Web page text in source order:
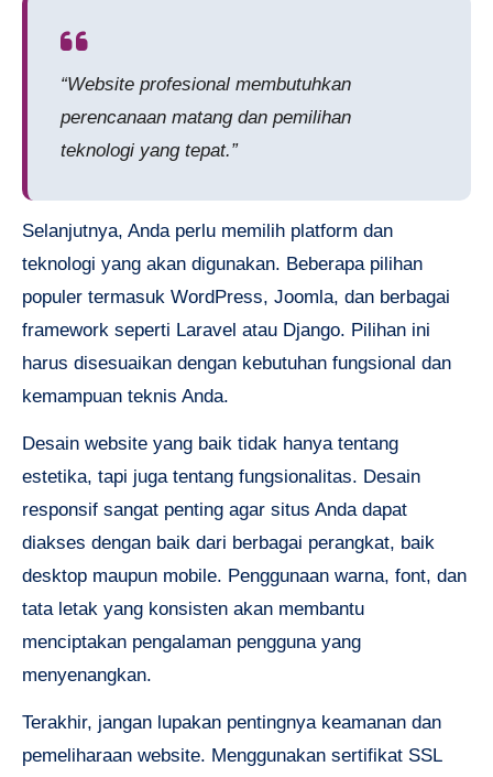
“Website profesional membutuhkan
perencanaan matang dan pemilihan
teknologi yang tepat.”
Selanjutnya, Anda perlu memilih platform dan
teknologi yang akan digunakan. Beberapa pilihan
populer termasuk WordPress, Joomla, dan berbagai
framework seperti Laravel atau Django. Pilihan ini
harus disesuaikan dengan kebutuhan fungsional dan
kemampuan teknis Anda.
Desain website yang baik tidak hanya tentang
estetika, tapi juga tentang fungsionalitas. Desain
responsif sangat penting agar situs Anda dapat
diakses dengan baik dari berbagai perangkat, baik
desktop maupun mobile. Penggunaan warna, font, dan
tata letak yang konsisten akan membantu
menciptakan pengalaman pengguna yang
menyenangkan.
Terakhir, jangan lupakan pentingnya keamanan dan
pemeliharaan website. Menggunakan sertifikat SSL